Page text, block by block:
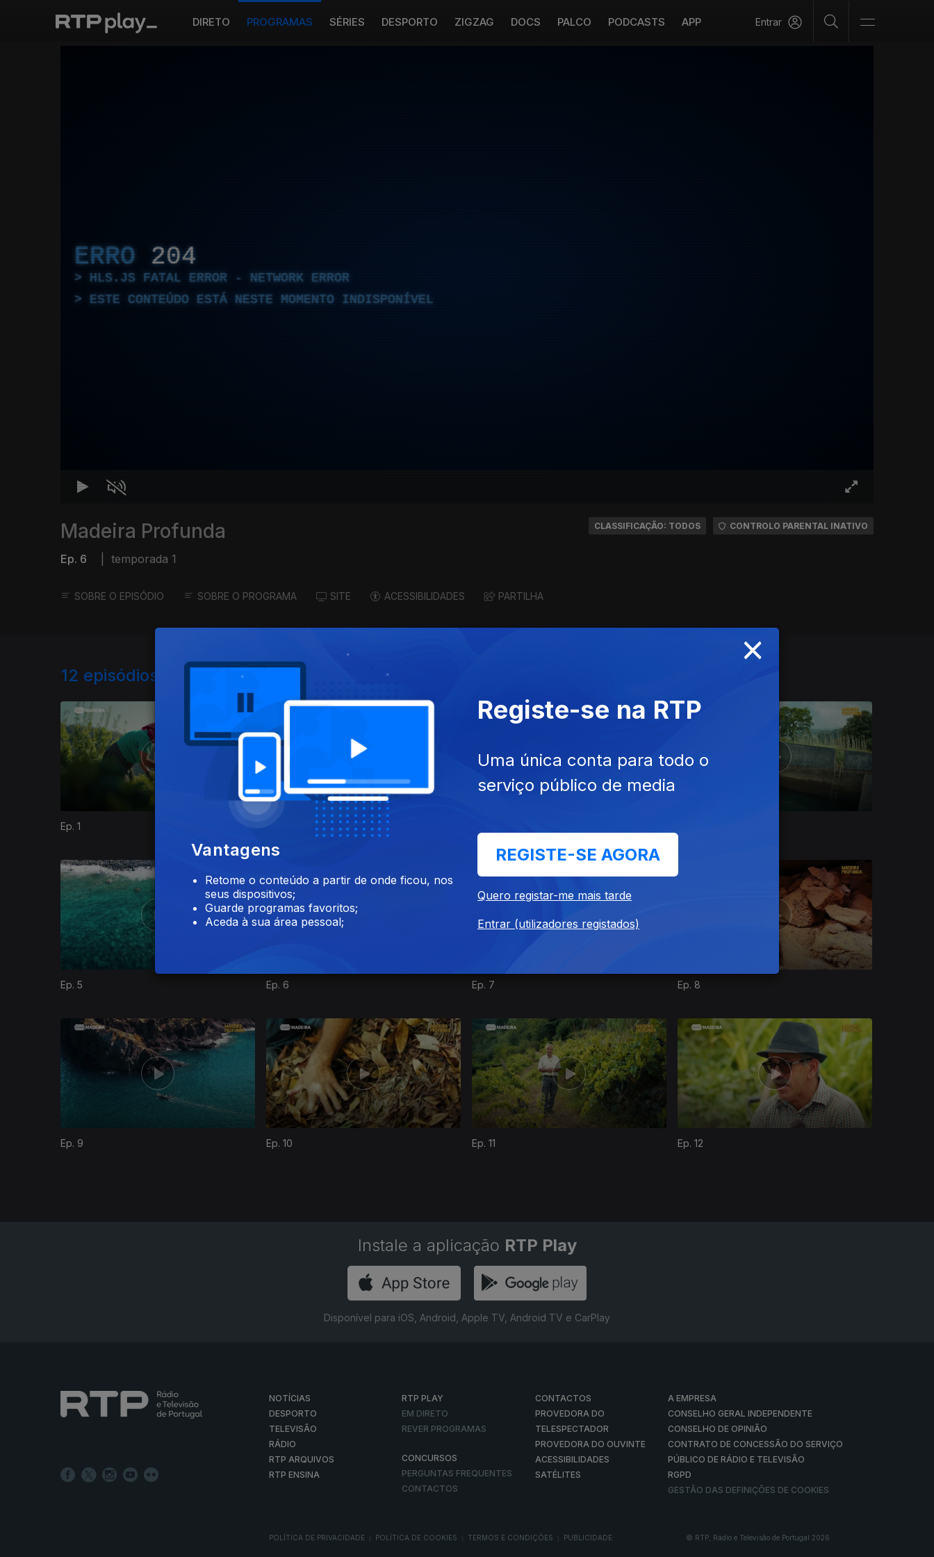
DIRETO PROGRAMAS SÉRIES DESPORTO ZIGZAG DOCS PALCO PODCASTS APP Entrar
ERRO 204
HLS.JS FATAL ERROR - NETWORK ERROR
ESTE CONTEÚDO ESTÁ NESTE MOMENTO INDISPONÍVEL
Madeira Profunda
Ep. 6 temporada 1
CLASSIFICAÇÃO: TODOS CONTROLO PARENTAL INATIVO
SOBRE O EPISÓDIO SOBRE O PROGRAMA SITE ACESSIBILIDADES PARTILHA
12 episódios disponíveis
Ep. 1
Ep. 5 Ep. 6 Ep. 7 Ep. 8
Ep. 9 Ep. 10 Ep. 11 Ep. 12
878038
Instale a aplicação RTP Play
Disponível para iOS, Android, Apple TV, Android TV e CarPlay
NOTÍCIAS
DESPORTO
TELEVISÃO
RÁDIO
RTP ARQUIVOS
RTP ENSINA
RTP PLAY
EM DIRETO
REVER PROGRAMAS
CONCURSOS
PERGUNTAS FREQUENTES
CONTACTOS
CONTACTOS
PROVEDORA DO
TELESPECTADOR
PROVEDORA DO OUVINTE
ACESSIBILIDADES
SATÉLITES
A EMPRESA
CONSELHO GERAL INDEPENDENTE
CONSELHO DE OPINIÃO
CONTRATO DE CONCESSÃO DO SERVIÇO
PÚBLICO DE RÁDIO E TELEVISÃO
RGPD
GESTÃO DAS DEFINIÇÕES DE COOKIES
POLÍTICA DE PRIVACIDADE POLÍTICA DE COOKIES TERMOS E CONDIÇÕES PUBLICIDADE © RTP, Rádio e Televisão de Portugal 2026
×
Vantagens
Retome o conteúdo a partir de onde ficou, nos
seus dispositivos;
Guarde programas favoritos;
Aceda à sua área pessoal;
Registe-se na RTP
Uma única conta para todo o
serviço público de media
REGISTE-SE AGORA
Quero registar-me mais tarde
Entrar (utilizadores registados)